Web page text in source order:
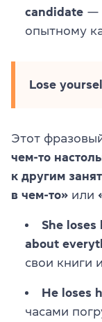
candidate —
опытному
Lose
Этот
чем-то
к другим
в чем-то» или
She
about
свои книги
He loses
часами